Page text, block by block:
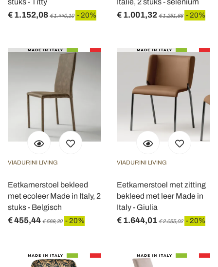
stuks - Titty
€ 1.152,08 € 1.440,10 - 20%
Italië, 2 stuks - selenium
€ 1.001,32 € 1.251,66 - 20%
VIADURINI LIVING
Eetkamerstoel bekleed
met ecoleer Made in Italy, 2
stuks - Belgisch
€ 455,44 € 569,30 - 20%
VIADURINI LIVING
Eetkamerstoel met zitting
bekleed met leer Made in
Italy - Giulia
€ 1.644,01 € 2.055,02 - 20%